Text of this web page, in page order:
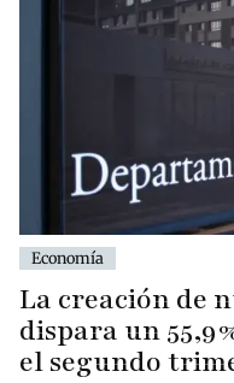
Economía
La creación de
dispara un
el segundo